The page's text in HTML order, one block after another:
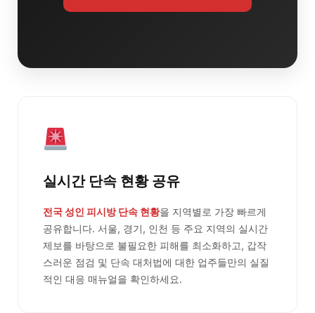
실시간 단속 현황 공유
전국 성인 피시방 단속 현황을 지역별로 가장 빠르게
공유합니다. 서울, 경기, 인천 등 주요 지역의 실시간
제보를 바탕으로 불필요한 피해를 최소화하고, 갑작
스러운 점검 및 단속 대처법에 대한 업주들만의 실질
적인 대응 매뉴얼을 확인하세요.